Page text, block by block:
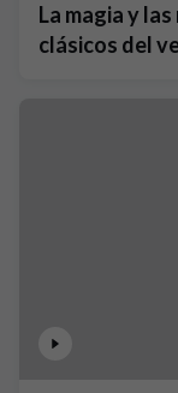
La magia y
clásicos del